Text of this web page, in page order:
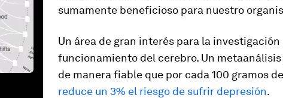
sumamente beneficioso para nuestro
Un área de gran interés para la
funcionamiento del cerebro. Un
de manera fiable que por cada 100 gramos
reduce un 3% el riesgo de sufrir depresión.